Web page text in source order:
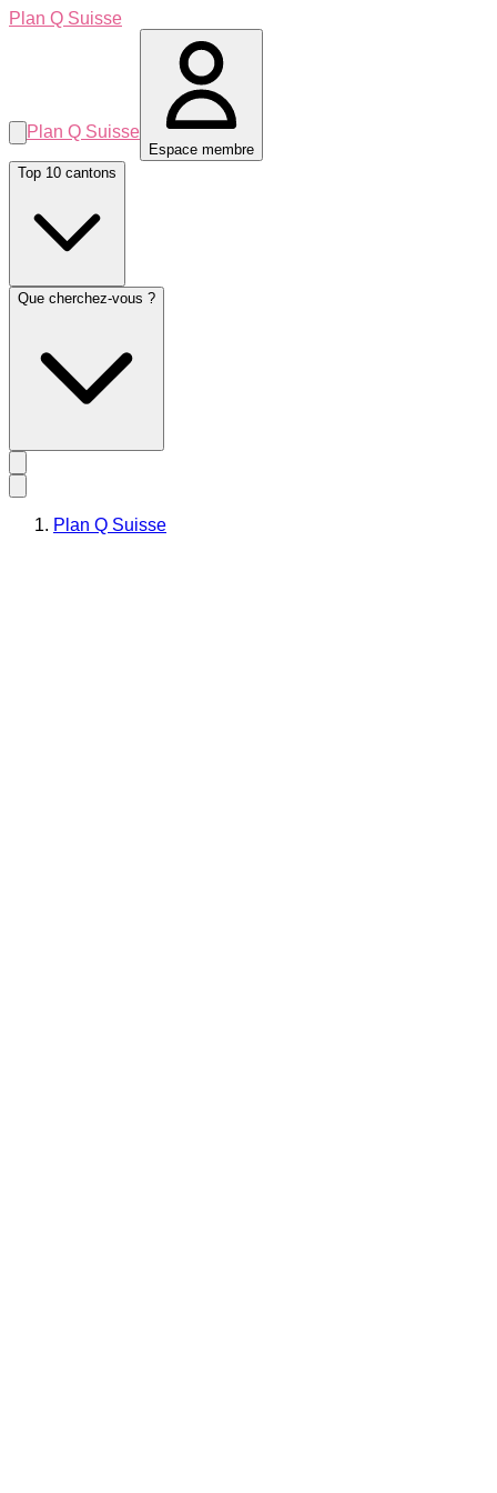
Plan Q Suisse
Plan Q Suisse
Espace membre
Top 10 cantons
Que cherchez-vous ?
Plan Q Suisse